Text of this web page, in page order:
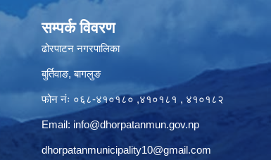
सम्पर्क विवरण
ढोरपाटन नगरपालिका
बुर्तिवाङ, बागलुङ
फोन नंः ०६८-४१०१८० ,४१०१८१ , ४१०१८२
Email: info@dhorpatanmun.gov.np
dhorpatanmunicipality10@gmail.com